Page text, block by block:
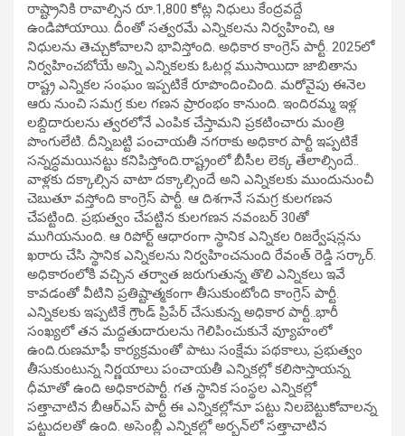
రాష్ట్రానికి రావాల్సిన రూ.1,800 కోట్ల నిధులు కేంద్రవద్దే
ఉండిపోయాయి. దీంతో సత్వరమే ఎన్నికలను నిర్వహించి, ఆ
నిధులను తెచ్చుకోవాలని భావిస్తోంది. అధికార కాంగ్రెస్‌ పార్టీ. 2025లో
నిర్వహించబోయే అన్ని ఎన్నికలకు ఓటర్ల ముసాయిదా జాబితాను
రాష్ట్ర ఎన్నికల సంఘం ఇప్పటికే రూపొందించింది. మరోవైపు ఈనెల
ఆరు నుంచి సమగ్ర కుల గణన ప్రారంభం కానుంది. ఇందిరమ్మ ఇళ్ల
లబ్దిదారులను త్వరలోనే ఎంపిక చేస్తామని ప్రకటించారు మంత్రి
పొంగులేటి. దీన్నిబట్టి పంచాయతీ నగరాకు అధికార పార్టీ ఇప్పటికే
సన్నద్ధమయినట్టు కనిపిస్తోంది.రాష్ట్రంలో బీసీల లెక్క తేలాల్సిందే..
వాళ్లకు దక్కాల్సిన వాటా దక్కాల్సిందే అని ఎన్నికలకు ముందునుంచీ
చెబుతూ వస్తోంది కాంగ్రెస్ పార్టీ. ఆ దిశగానే సమగ్ర కులగణన
చేపట్టింది. ప్రభుత్వం చేపట్టిన కులగణన నవంబర్ 30తో
ముగియనుంది. ఆ రిపోర్ట్ ఆధారంగా స్థానిక ఎన్నికల రిజర్వేషన్లను
ఖరారు చేసి స్థానిక ఎన్నికలను నిర్వహించనుంది రేవంత్ రెడ్డి సర్కార్.
అధికారంలోకి వచ్చిన తర్వాత జరుగుతున్న తొలి ఎన్నికలు ఇవే
కావడంతో వీటిని ప్రతిష్టాత్మకంగా తీసుకుంటోంది కాంగ్రెస్ పార్టీ.
ఎన్నికలకు ఇప్పటికే గ్రౌండ్ ప్రిపేర్ చేసుకున్న అధికార పార్టీ..భారీ
సంఖ్యలో తన మద్దతుదారులను గెలిపించుకునే వ్యూహంలో
ఉంది.రుణమాఫీ కార్యక్రమంతో పాటు సంక్షేమ పథకాలు, ప్రభుత్వం
తీసుకుంటున్న నిర్ణయాలు పంచాయతీ ఎన్నికల్లో కలిసొస్తాయన్న
ధీమాతో ఉంది అధికారపార్టీ. గత స్థానిక సంస్థల ఎన్నికల్లో
సత్తాచాటిన బీఆర్‌ఎస్‌ పార్టీ ఈ ఎన్నికల్లోనూ పట్టు నిలబెట్టుకోవాలన్న
పట్టుదలతో ఉంది. అసెంబ్లీ ఎన్నికల్లో అర్బన్‌లో సత్తాచాటిన